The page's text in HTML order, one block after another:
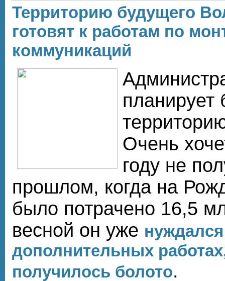
Территорию будущего
готовят к работам по
коммуникаций
планирует
Очень
году не
прошлом, когда на
было потрачено 16,5
весной он уже
дополнительных
получилось болото.